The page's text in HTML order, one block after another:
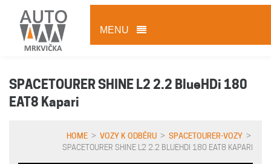
MENU
SPACETOURER SHINE L2 2.2 BlueHDi 180
EAT8 Kapari
HOME > VOZY K ODBĚRU > SPACETOURER-VOZY >
SPACETOURER SHINE L2 2.2 BLUEHDI 180 EAT8 KAPARI